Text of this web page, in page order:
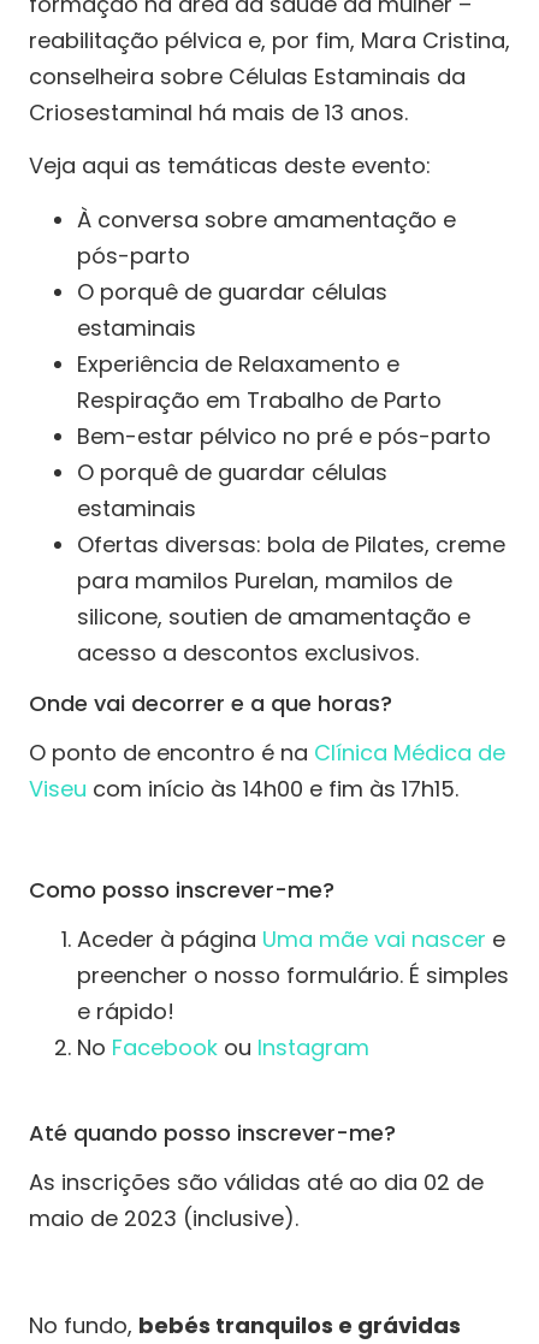
reabilitação pélvica e, por fim, Mara Cristina,
conselheira sobre Células Estaminais da
Criosestaminal há mais de 13 anos.
Veja aqui as temáticas deste evento:
À conversa sobre amamentação e
pós-parto
O porquê de guardar células
estaminais
Experiência de Relaxamento e
Respiração em Trabalho de Parto
Bem-estar pélvico no pré e pós-parto
O porquê de guardar células
estaminais
Ofertas diversas: bola de Pilates, creme
para mamilos Purelan, mamilos de
silicone, soutien de amamentação e
acesso a descontos exclusivos.
Onde vai decorrer e a que horas?
O ponto de encontro é na Clínica Médica de
Viseu com início às 14h00 e fim às 17h15.
Como posso inscrever-me?
Aceder à página Uma mãe vai nascer e
preencher o nosso formulário. É simples
e rápido!
No Facebook ou Instagram
Até quando posso inscrever-me?
As inscrições são válidas até ao dia 02 de
maio de 2023 (inclusive).
No fundo, bebés tranquilos e grávidas